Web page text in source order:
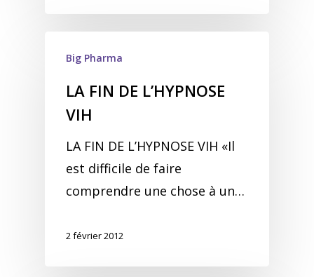
Big Pharma
LA FIN DE L’HYPNOSE
VIH
LA FIN DE L’HYPNOSE VIH «Il
est difficile de faire
comprendre une chose à un…
2 février 2012